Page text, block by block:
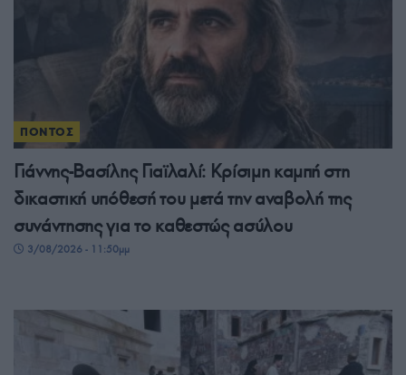
ΠΟΝΤΟΣ
Γιάννης-Βασίλης Γιαϊλαλί: Κρίσιμη καμπή στη
δικαστική υπόθεσή του μετά την αναβολή της
συνάντησης για το καθεστώς ασύλου
3/08/2026 - 11:50μμ